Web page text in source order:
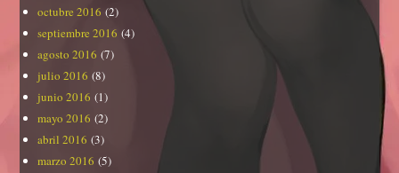
octubre 2016 (2)
septiembre 2016 (4)
agosto 2016 (7)
julio 2016 (8)
junio 2016 (1)
mayo 2016 (2)
abril 2016 (3)
marzo 2016 (5)